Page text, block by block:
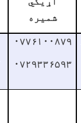
شمیره
۰۷۷۶۱۰۰۸۷۹
۰۷۲۹۳۳۶۵۹۳